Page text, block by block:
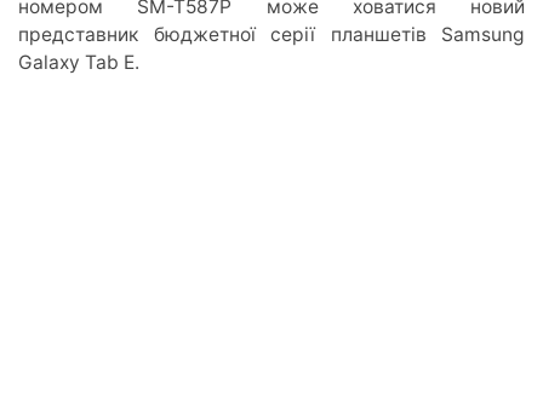
номером SM-T587P може ховатися новий
представник бюджетної серії планшетів Samsung
Galaxy Tab E.